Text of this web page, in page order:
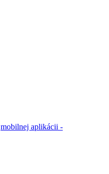
mobilnej aplikácii -